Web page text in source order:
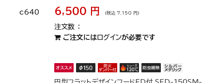
c640 6,500 円 (税込 7,150 円)
ご注文にはログインが必要です